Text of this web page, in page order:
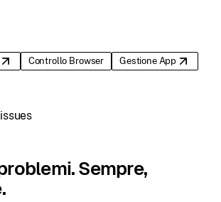
Controllo Browser Gestione App
Sempre,